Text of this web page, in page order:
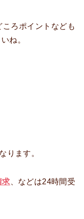
ろポイントなども
ね。
ります。
求 、などは24時間受